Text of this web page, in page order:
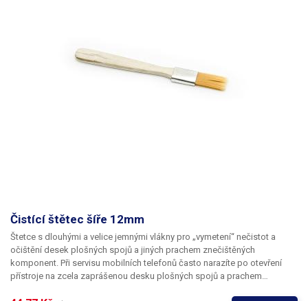
Čistící štětec šíře 12mm
Štetce s dlouhými a velice jemnými vlákny pro „vymetení“ nečistot a
očištění desek plošných spojů a jiných prachem znečištěných
komponent. Při servisu mobilních telefonů často narazíte po otevření
přístroje na zcela zaprášenou desku plošných spojů a prachem